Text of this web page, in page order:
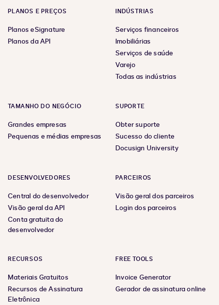
PLANOS E PREÇOS
Planos eSignature
Planos da API
INDÚSTRIAS
Serviços financeiros
Imobiliárias
Serviços de saúde
Varejo
Todas as indústrias
TAMANHO DO NEGÓCIO
Grandes empresas
Pequenas e médias empresas
SUPORTE
Obter suporte
Sucesso do cliente
Docusign University
DESENVOLVEDORES
Central do desenvolvedor
Visão geral da API
Conta gratuita do
desenvolvedor
PARCEIROS
Visão geral dos parceiros
Login dos parceiros
RECURSOS
Materiais Gratuitos
Recursos de Assinatura
Eletrônica
FREE TOOLS
Invoice Generator
Gerador de assinatura online